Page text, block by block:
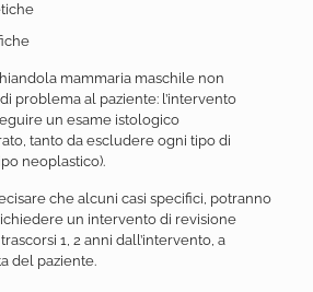
mammaria maschile non
problema al paziente: l’intervento
un esame istologico
tanto da escludere ogni tipo di
neoplastico).
che alcuni casi specifici, potranno
un intervento di revisione
1, 2 anni dall’intervento, a
del paziente.